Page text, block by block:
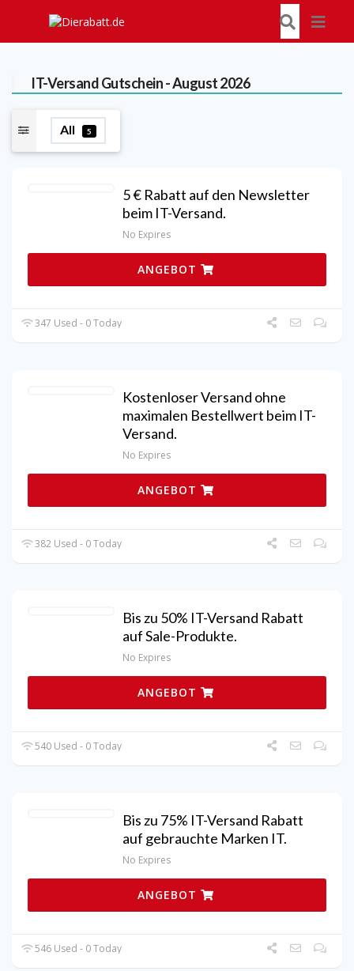
IT-VersandGutschein - August 2026
All 5
5 € Rabatt auf den Newsletter
beim IT-Versand.
No Expires
ANGEBOT
347 Used - 0 Today
Kostenloser Versand ohne
maximalen Bestellwert beim IT-
Versand.
No Expires
ANGEBOT
382 Used - 0 Today
Bis zu 50% IT-Versand Rabatt
auf Sale-Produkte.
No Expires
ANGEBOT
540 Used - 0 Today
Bis zu 75% IT-Versand Rabatt
auf gebrauchte Marken IT.
No Expires
ANGEBOT
546 Used - 0 Today